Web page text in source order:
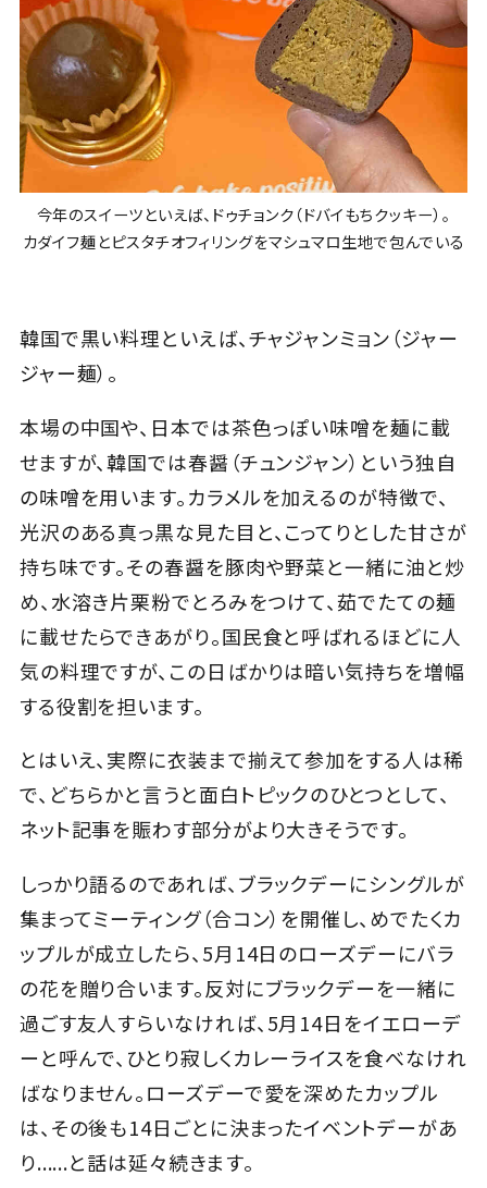
今年のスイーツといえば、ドゥチョンク（ドバイもちクッキー）。
カダイフ麺とピスタチオフィリングをマシュマロ生地で包んでいる
韓国で黒い料理といえば、チャジャンミョン（ジャー
ジャー麺）。
本場の中国や、日本では茶色っぽい味噌を麺に載
せますが、韓国では春醤（チュンジャン）という独自
の味噌を用います。カラメルを加えるのが特徴で、
光沢のある真っ黒な見た目と、こってりとした甘さが
持ち味です。その春醤を豚肉や野菜と一緒に油と炒
め、水溶き片栗粉でとろみをつけて、茹でたての麺
に載せたらできあがり。国民食と呼ばれるほどに人
気の料理ですが、この日ばかりは暗い気持ちを増幅
する役割を担います。
とはいえ、実際に衣装まで揃えて参加をする人は稀
で、どちらかと言うと面白トピックのひとつとして、
ネット記事を賑わす部分がより大きそうです。
しっかり語るのであれば、ブラックデーにシングルが
集まってミーティング（合コン）を開催し、めでたくカ
ップルが成立したら、5月14日のローズデーにバラ
の花を贈り合います。反対にブラックデーを一緒に
過ごす友人すらいなければ、5月14日をイエローデ
ーと呼んで、ひとり寂しくカレーライスを食べなけれ
ばなりません。ローズデーで愛を深めたカップル
は、その後も14日ごとに決まったイベントデーがあ
り......と話は延々続きます。